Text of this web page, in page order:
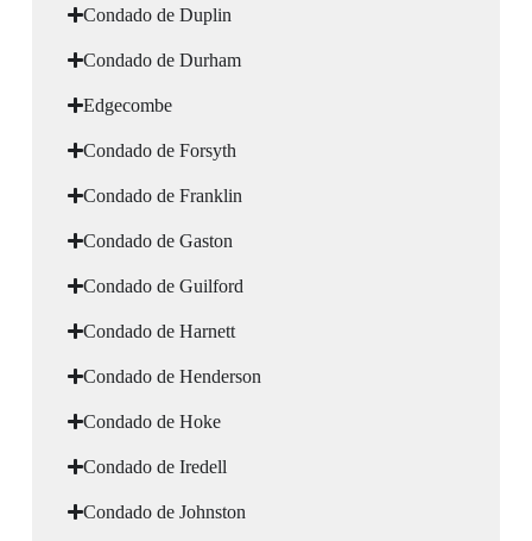
Condado de Duplin
Condado de Durham
Edgecombe
Condado de Forsyth
Condado de Franklin
Condado de Gaston
Condado de Guilford
Condado de Harnett
Condado de Henderson
Condado de Hoke
Condado de Iredell
Condado de Johnston